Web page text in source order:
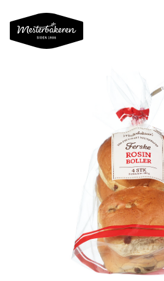
OPPSKRIFTER OG INSPIRASJON
KAKER PÅ NETT